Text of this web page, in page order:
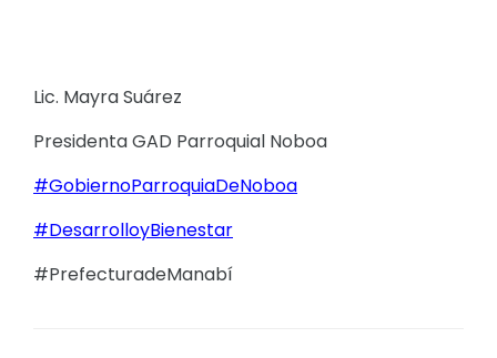
Lic. Mayra Suárez
Presidenta GAD Parroquial Noboa
#GobiernoParroquiaDeNoboa
#DesarrolloyBienestar
#PrefecturadeManabí